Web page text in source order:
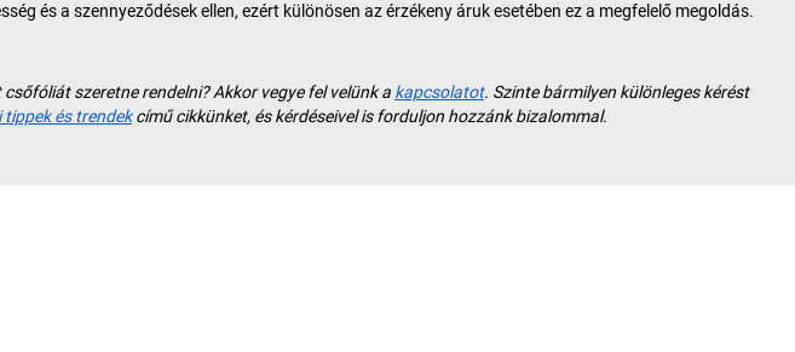
és a szennyeződések ellen, ezért különösen az érzékeny áruk esetében ez a megfelelő megoldás.
szeretne rendelni? Akkor vegye fel velünk a kapcsolatot. Szinte bármilyen különleges kérést
tippek és trendekcímű cikkünket, és kérdéseivel is forduljon hozzánk bizalommal.